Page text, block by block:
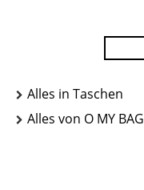
Alles in Taschen
Alles von O MY BAG